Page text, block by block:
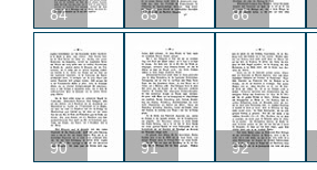
84 85 86
90 91 92